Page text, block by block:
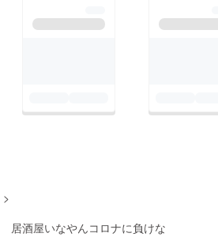
>
居酒屋いなやんコロナに負けな